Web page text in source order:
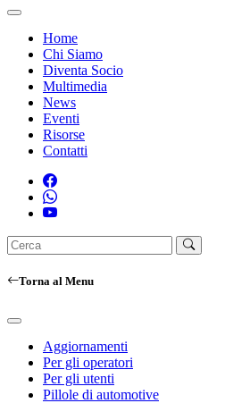
Home
Chi Siamo
Diventa Socio
Multimedia
News
Eventi
Risorse
Contatti
Torna al Menu
Aggiornamenti
Per gli operatori
Per gli utenti
Pillole di automotive